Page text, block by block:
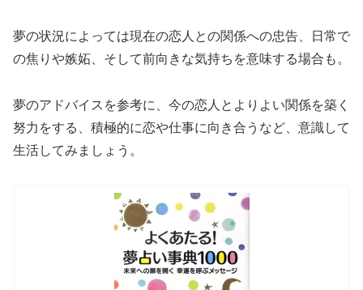
夢の状況によっては現在の恋人との関係への忠告、日常で
の焦りや嫉妬、そして前向きな気持ちを意味する場合も。
夢のアドバイスを参考に、今の恋人とよりよい関係を築く
努力をする、積極的に恋や仕事に向き合うなど、意識して
生活してみましょう。